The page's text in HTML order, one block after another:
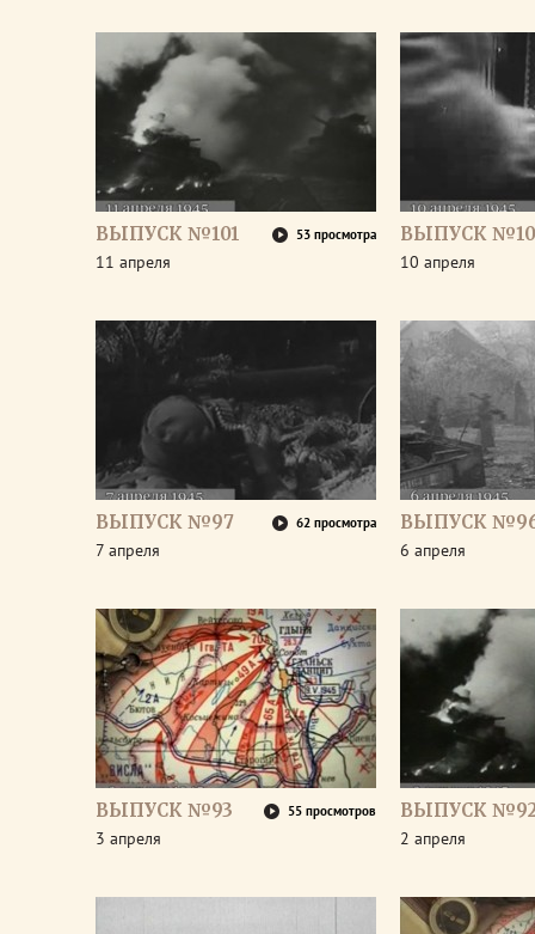
ВЫПУСК №101 53 просмотра
11 апреля
ВЫПУСК
10 апреля
ВЫПУСК №97 62 просмотра
7 апреля
ВЫПУСК
6 апреля
ВЫПУСК №93 55 просмотров
3 апреля
ВЫПУСК
2 апреля